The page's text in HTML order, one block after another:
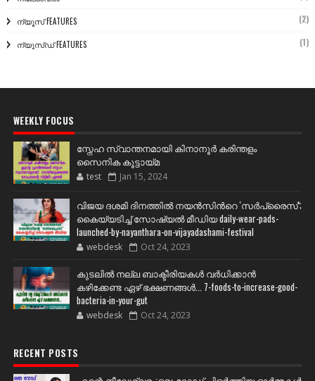
ന്യൂസ് FEATURES (2)
ന്യൂസ്ഡ് FEATURES (1)
WEEKLY FOCUS
സ്നേഹ സ്വാന്തനമായി കിനാനൂർ കരിന്തളം
സൈനിക കൂട്ടായ്മ
test Jan 15, 2024
വിജയ ദശമി ദിനത്തില്‍ നയന്‍സിന്‍റെ 'സര്‍പ്രൈസ്';
കൈയ്യടിച്ച് സോഷ്യല്‍ മീഡിയ daily-wear-pads-
launched-by-nayanthara-on-vijayadashami-festival
webdesk Oct 24, 2023
കുടലിൽ നല്ല ബാക്ടീരിയകൾ വര്‍ധിക്കാന്‍
കഴിക്കേണ്ട ഏഴ് ഭക്ഷണങ്ങള്‍... 7-foods-to-increase-good-
bacteria-in-your-gut
webdesk Oct 24, 2023
RECENT POSTS